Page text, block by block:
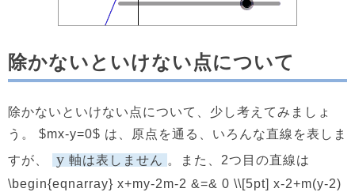
除かないといけない点について
除かないといけない点について、少し考えてみましょ
う。 $mx-y=0$ は、原点を通る、いろんな直線を表しま
すが、
y 軸は表しません 。また、2つ目の直線は
\begin{eqnarray} x+my-2m-2 &=& 0 \\[5pt] x-2+m(y-2)